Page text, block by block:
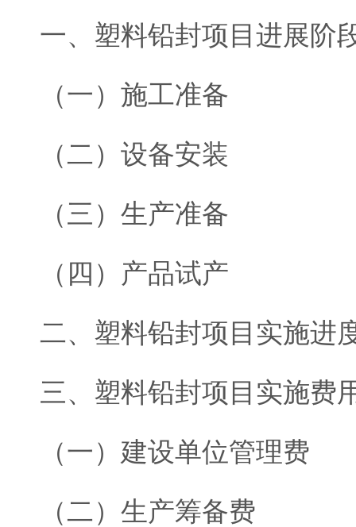
一、塑料铅封项目进展阶
（一）施工准备
（二）设备安装
（三）生产准备
（四）产品试产
二、塑料铅封项目实施进
三、塑料铅封项目实施费
（一）建设单位管理费
（二）生产筹备费